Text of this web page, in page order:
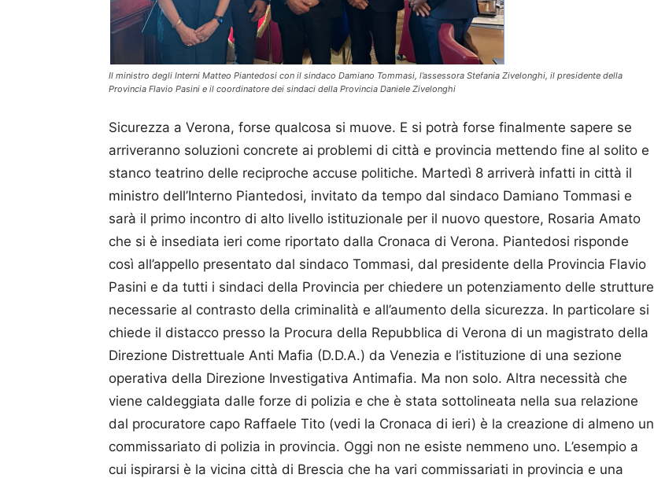
Il ministro degli Interni Matteo Piantedosi con il sindaco Damiano Tommasi, l’assessora Stefania Zivelonghi, il presidente della
Provincia Flavio Pasini e il coordinatore dei sindaci della Provincia Daniele Zivelonghi
Sicurezza a Verona, forse qualcosa si muove. E si potrà forse finalmente sapere se
arriveranno soluzioni concrete ai problemi di città e provincia mettendo fine al solito e
stanco teatrino delle reciproche accuse politiche. Martedì 8 arriverà infatti in città il
ministro dell’Interno Piantedosi, invitato da tempo dal sindaco Damiano Tommasi e
sarà il primo incontro di alto livello istituzionale per il nuovo questore, Rosaria Amato
che si è insediata ieri come riportato dalla Cronaca di Verona. Piantedosi risponde
così all’appello presentato dal sindaco Tommasi, dal presidente della Provincia Flavio
Pasini e da tutti i sindaci della Provincia per chiedere un potenziamento delle strutture
necessarie al contrasto della criminalità e all’aumento della sicurezza. In particolare si
chiede il distacco presso la Procura della Repubblica di Verona di un magistrato della
Direzione Distrettuale Anti Mafia (D.D.A.) da Venezia e l’istituzione di una sezione
operativa della Direzione Investigativa Antimafia. Ma non solo. Altra necessità che
viene caldeggiata dalle forze di polizia e che è stata sottolineata nella sua relazione
dal procuratore capo Raffaele Tito (vedi la Cronaca di ieri) è la creazione di almeno un
commissariato di polizia in provincia. Oggi non ne esiste nemmeno uno. L’esempio a
cui ispirarsi è la vicina città di Brescia che ha vari commissariati in provincia e una